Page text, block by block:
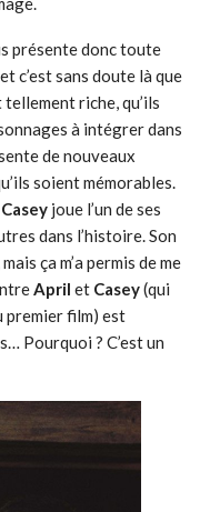
présente donc toute
c’est sans doute là que
tellement riche, qu’ils
à intégrer dans
de nouveaux
soient mémorables.
Casey joue l’un de ses
dans l’histoire. Son
ça m’a permis de me
April et Casey(qui
premier film) est
Pourquoi ? C’est un